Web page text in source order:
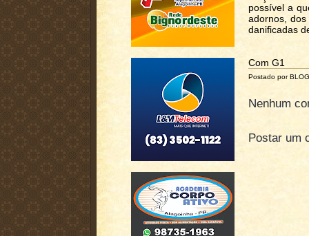
possível a
adornos,
danificadas
Com G1
Postado por
Nenhum
Postar um